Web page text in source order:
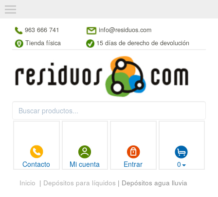
963 666 741
info@residuos.com
Tienda física
15 días de derecho de devolución
Contacto Mi cuenta Entrar 0
Inicio | Depósitos para líquidos | Depósitos agua lluvia